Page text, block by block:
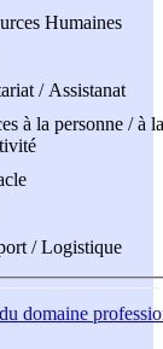
Humaines
/ Assistanat
à la personne / à la
/ Logistique
domaine